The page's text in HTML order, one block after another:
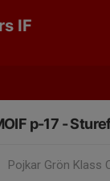
IF
p-17 -
Pojkar Grön Klass